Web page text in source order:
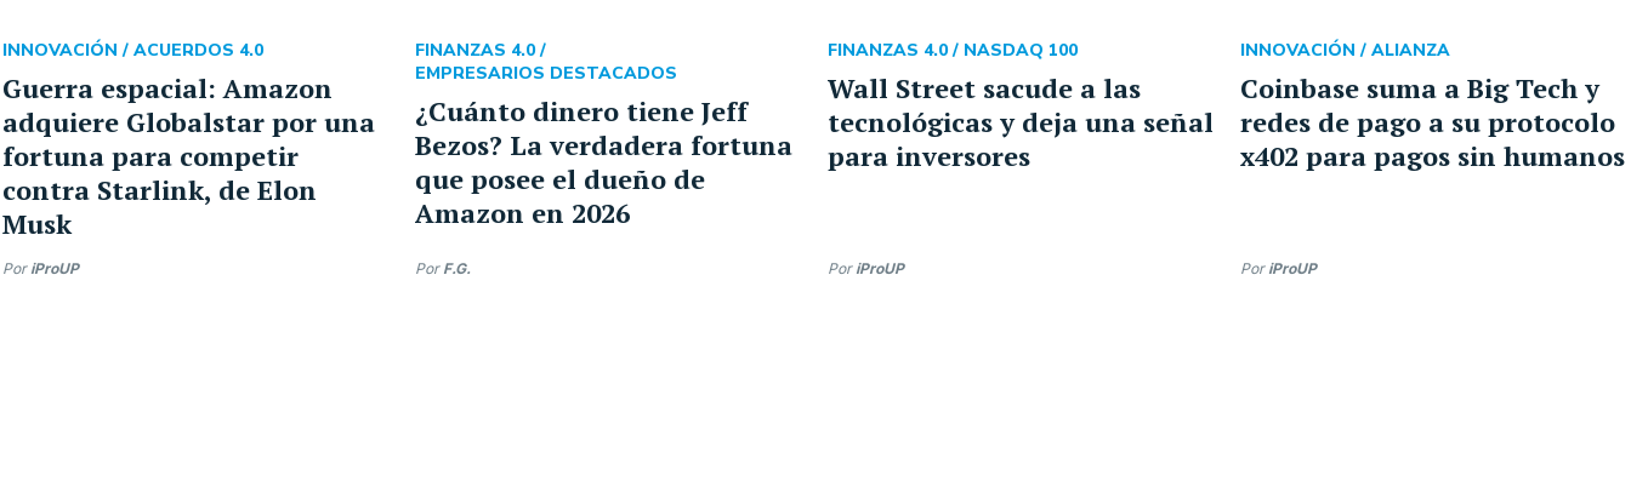
Guerra espacial: Amazon
adquiere Globalstar por una
fortuna para competir
contra Starlink, de Elon
Musk
INNOVACIÓN / ACUERDOS 4.0
Por iProUP
¿Cuánto dinero tiene Jeff
Bezos? La verdadera fortuna
que posee el dueño de
Amazon en 2026
FINANZAS 4.0 /
EMPRESARIOS DESTACADOS
Por F.G.
Wall Street sacude a las
tecnológicas y deja una señal
para inversores
FINANZAS 4.0 / NASDAQ 100
Por iProUP
Coinbase suma a Big Tech y
redes de pago a su protocolo
x402 para pagos sin humanos
INNOVACIÓN / ALIANZA
Por iProUP